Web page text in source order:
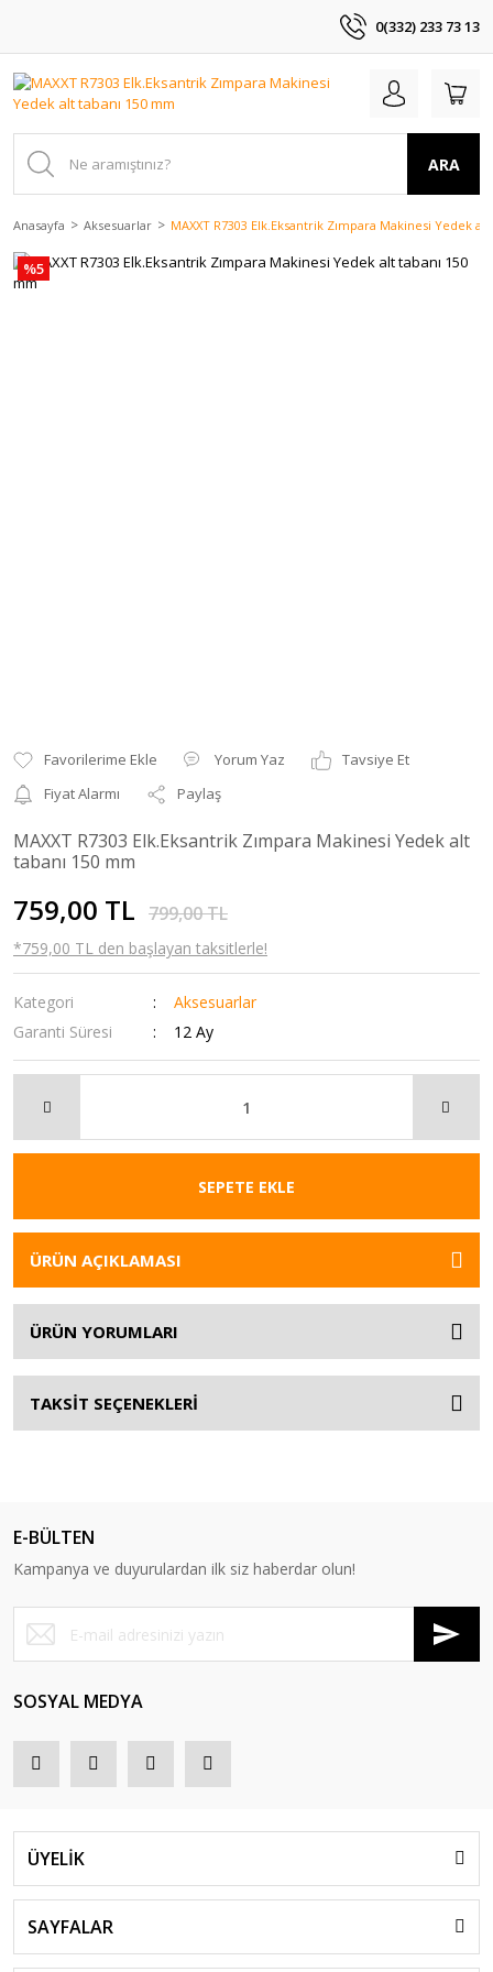
0(332) 233 73 13
ARA
Anasayfa Aksesuarlar MAXXT R7303 Elk.Eksantrik Zımpara Makinesi Yedek
%5
Yorum Yaz
Tavsiye Et
Fiyat Alarmı
Paylaş
MAXXT R7303 Elk.Eksantrik Zımpara Makinesi Yedek alt
tabanı 150 mm
759,00 TL 799,00 TL
*759,00 TL den başlayan taksitlerle!
Kategori
Aksesuarlar
Garanti Süresi
12 Ay
SEPETE EKLE
ÜRÜN AÇIKLAMASI
ÜRÜN YORUMLARI
TAKSİT SEÇENEKLERİ
E-BÜLTEN
Kampanya ve duyurulardan ilk siz haberdar olun!
SOSYAL MEDYA
ÜYELİK
SAYFALAR